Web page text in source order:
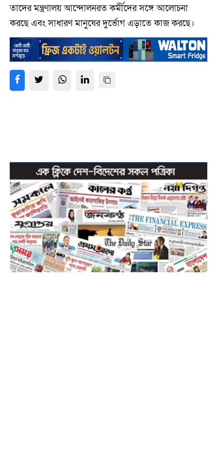
তাদের মন্ত্রণালয় আন্দোলনরত কর্মীদের সঙ্গে আলোচনা
করছে এবং সাধারণ মানুষের দুর্ভোগ এড়াতে কাজ করছে।